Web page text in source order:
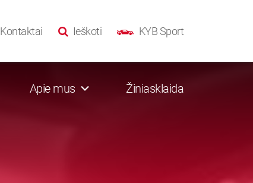
KYB Sport
Ieškoti
Kontaktai
Apie mus Žiniasklaida